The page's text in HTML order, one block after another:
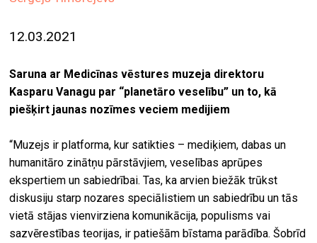
par
12.03.2021
Saruna ar Medicīnas vēstures muzeja direktoru
Kasparu Vanagu par “planetāro veselību” un to, kā
piešķirt jaunas nozīmes veciem medijiem
“Muzejs ir platforma, kur satikties – mediķiem, dabas un
humanitāro zinātņu pārstāvjiem, veselības aprūpes
ekspertiem un sabiedrībai. Tas, ka arvien biežāk trūkst
diskusiju starp nozares speciālistiem un sabiedrību un tās
vietā stājas vienvirziena komunikācija, populisms vai
sazvērestības teorijas, ir patiešām bīstama parādība. Šobrīd